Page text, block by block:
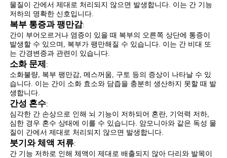
물질이 간에서 제대로 처리되지 않으면 발생합니다. 이는 간 기능
저하의 명확한 신호입니다.
복부 통증과 팽만감:
간이 부어오르거나 염증이 있을 때 복부의 오른쪽 상단에 통증이
발생할 수 있으며, 복부가 팽만해질 수 있습니다. 이는 간 비대 또
는 간경변증과 관련이 있습니다.
소화 문제 :
소화불량, 복부 팽만감, 메스꺼움, 구토 등의 증상이 나타날 수 있
습니다. 이는 간이 소화 효소와 담즙을 충분히 생산하지 못할 때 발
생합니다.
간성 혼수:
심각한 간 손상으로 인해 뇌 기능이 저하되어 혼란, 기억력 저하,
심한 경우 혼수 상태에 이를 수 있습니다. 암모니아와 같은 독성 물
질이 간에서 제대로 처리되지 않으면 발생합니다.
붓기와 체액 저류:
간 기능 저하로 인해 체액이 제대로 배출되지 않아 다리와 발목이